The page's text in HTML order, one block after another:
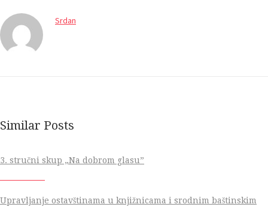
Srdan
Similar Posts
3. stručni skup „Na dobrom glasu”
Upravljanje ostavštinama u knjižnicama i srodnim baštinskim